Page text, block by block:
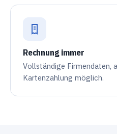
Rechnung immer
Vollständige Firmendaten,
Kartenzahlung möglich.